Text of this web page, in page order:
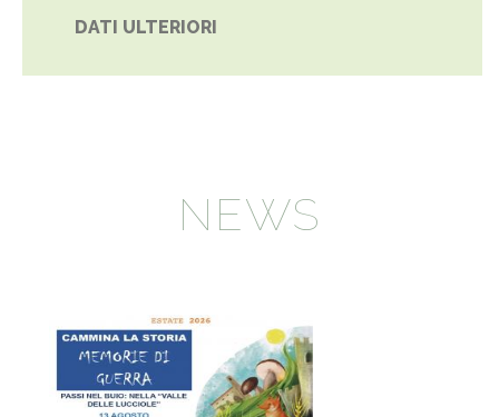
DATI ULTERIORI
NEWS